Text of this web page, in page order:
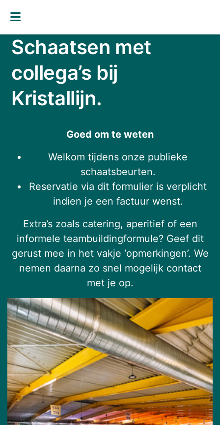
Schaatsen met
collega’s bij
Kristallijn.
Goed om te weten
Welkom tijdens onze publieke
schaatsbeurten.
Reservatie via dit formulier is verplicht
indien je een factuur wenst.
Extra’s zoals catering, aperitief of een
informele teambuildingformule? Geef dit
gerust mee in het vakje ‘opmerkingen’. We
nemen daarna zo snel mogelijk contact
met je op.